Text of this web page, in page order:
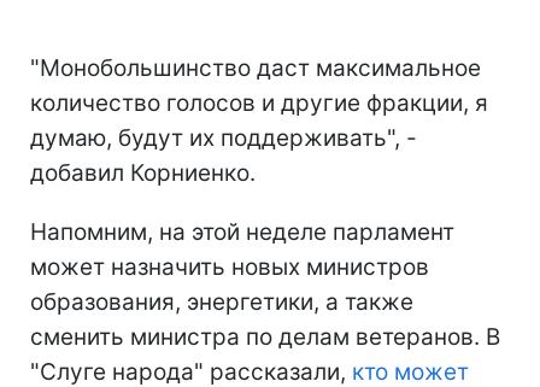
"Монобольшинство даст максимальное
количество голосов и другие фракции, я
думаю, будут их поддерживать", -
добавил Корниенко.
Напомним, на этой неделе парламент
может назначить новых министров
образования, энергетики, а также
сменить министра по делам ветеранов. В
"Слуге народа" рассказали, кто может